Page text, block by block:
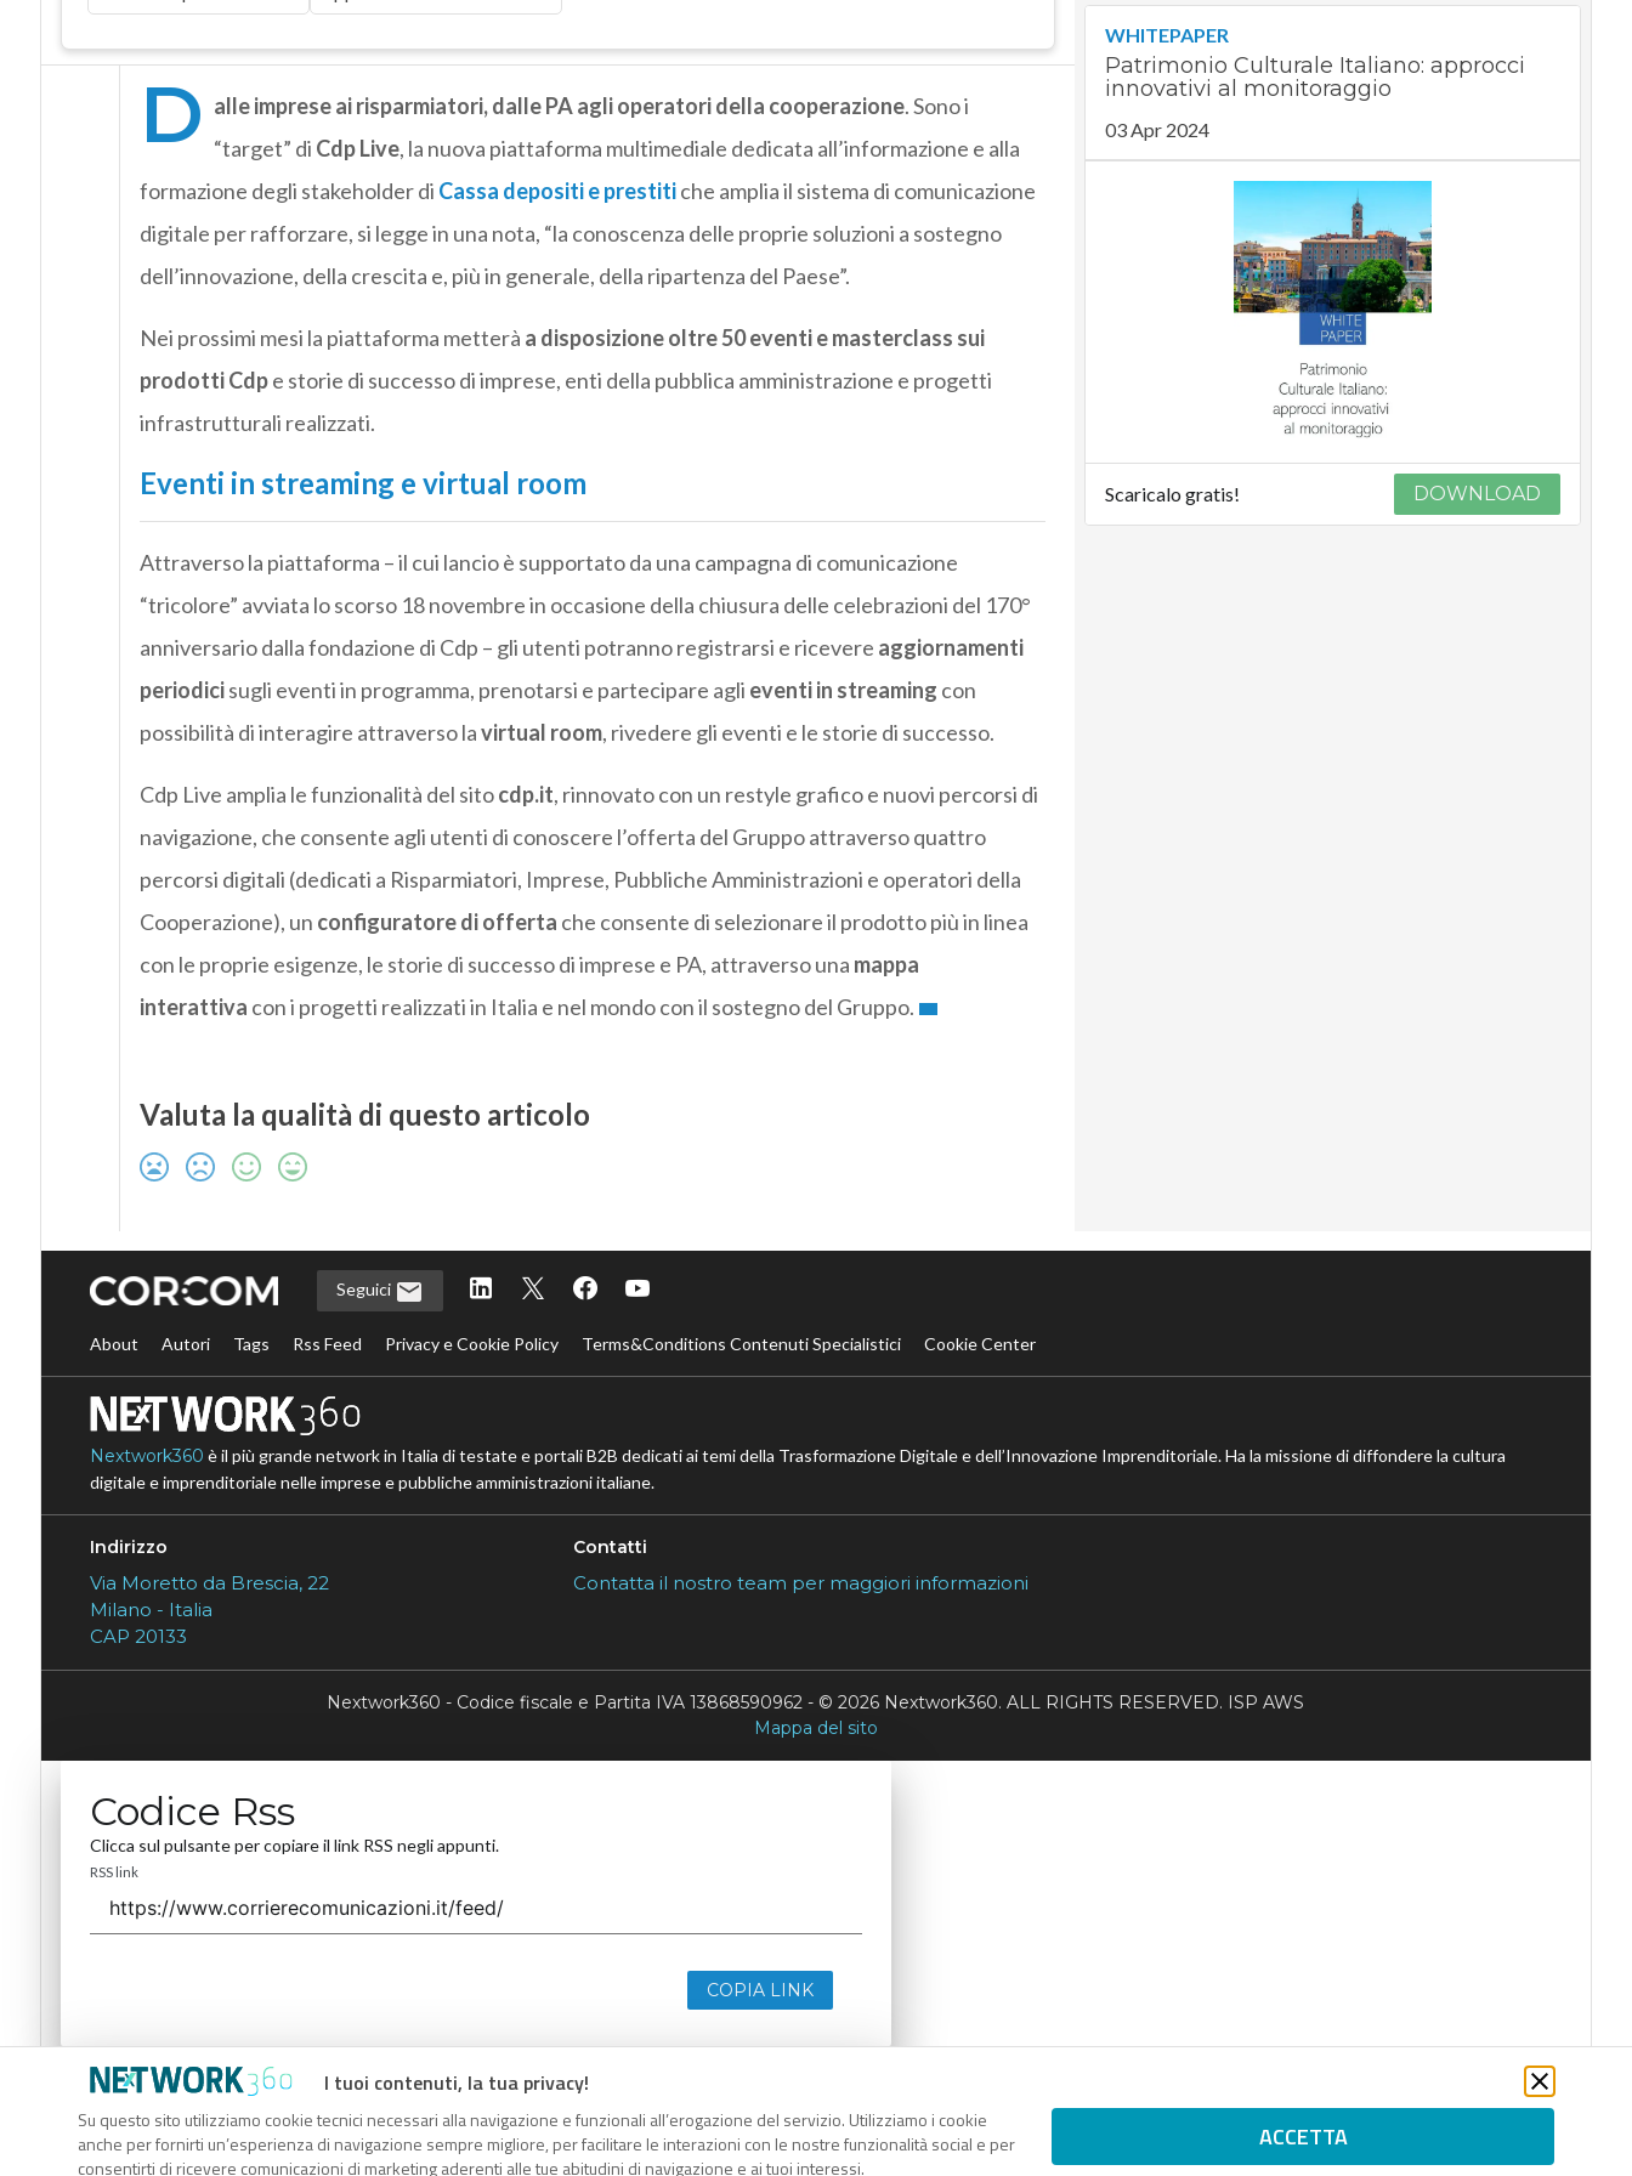
D alle imprese ai risparmiatori, dalle PA agli operatori della cooperazione. Sono i
“target” di Cdp Live, la nuova piattaforma multimediale dedicata all’informazione e alla
formazione degli stakeholder di Cassa depositi e prestitiche amplia il sistema di comunicazione
digitale per rafforzare, si legge in una nota, “la conoscenza delle proprie soluzioni a sostegno
dell’innovazione, della crescita e, più in generale, della ripartenza del Paese”.
Nei prossimi mesi la piattaforma metterà a disposizione oltre 50 eventi e masterclass sui
prodotti Cdpe storie di successo di imprese, enti della pubblica amministrazione e progetti
infrastrutturali realizzati.
Eventi in streaming e virtual room
Attraverso la piattaforma – il cui lancio è supportato da una campagna di comunicazione
“tricolore” avviata lo scorso 18 novembre in occasione della chiusura delle celebrazioni del 170°
anniversario dalla fondazione di Cdp – gli utenti potranno registrarsi e ricevere aggiornamenti
periodicisugli eventi in programma, prenotarsi e partecipare agli eventi in streaming con
possibilità di interagire attraverso lavirtual room, rivedere gli eventi e le storie di successo.
Cdp Live amplia le funzionalità del sitocdp.it, rinnovato con un restyle grafico e nuovi percorsi di
navigazione, che consente agli utenti di conoscere l’offerta del Gruppo attraverso quattro
percorsi digitali (dedicati a Risparmiatori, Imprese, Pubbliche Amministrazioni e operatori della
Cooperazione), un configuratore di offerta che consente di selezionare il prodotto più in linea
con le proprie esigenze, le storie di successo di imprese e PA, attraverso una mappa
interattiva con i progetti realizzati in Italia e nel mondo con il sostegno del Gruppo.
Valuta la qualità di questo articolo
WHITEPAPER
Patrimonio Culturale Italiano: approcci
innovativi al monitoraggio
03 Apr 2024
Scaricalo gratis! DOWNLOAD
I tuoi contenuti, la tua privacy!
Su questo sito utilizziamo cookie tecnici necessari alla navigazione e funzionali all’erogazione del servizio. Utilizziamo i cookie
anche per fornirti un’esperienza di navigazione sempre migliore, per facilitare le interazioni con le nostre funzionalità social e per
consentirti di ricevere comunicazioni di marketing aderenti alle tue abitudini di navigazione e ai tuoi interessi.
ACCETTA
Seguici
About Autori Tags Rss Feed Privacy e Cookie Policy Terms&Conditions Contenuti Specialistici Cookie Center
Nextwork360 è il più grande network in Italia di testate e portali B2B dedicati ai temi della Trasformazione Digitale e dell’Innovazione Imprenditoriale. Ha la missione di diffondere la cultura
digitale e imprenditoriale nelle imprese e pubbliche amministrazioni italiane.
Indirizzo
Via Moretto da Brescia, 22
Milano - Italia
CAP 20133
Contatti
Contatta il nostro team per maggiori informazioni
Nextwork360 - Codice fiscale e Partita IVA 13868590962 - © 2026 Nextwork360. ALL RIGHTS RESERVED. ISP AWS
Mappa del sito
Codice Rss
Clicca sul pulsante per copiare il link RSS negli appunti.
RSS link
COPIA LINK
Codice Rss
Clicca sul pulsante per copiare il link RSS negli appunti.
RSS link